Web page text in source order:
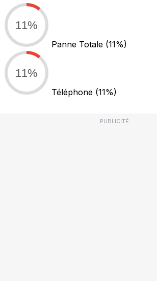
11%
Panne Totale (11%)
11%
Téléphone (11%)
PUBLICITÉ